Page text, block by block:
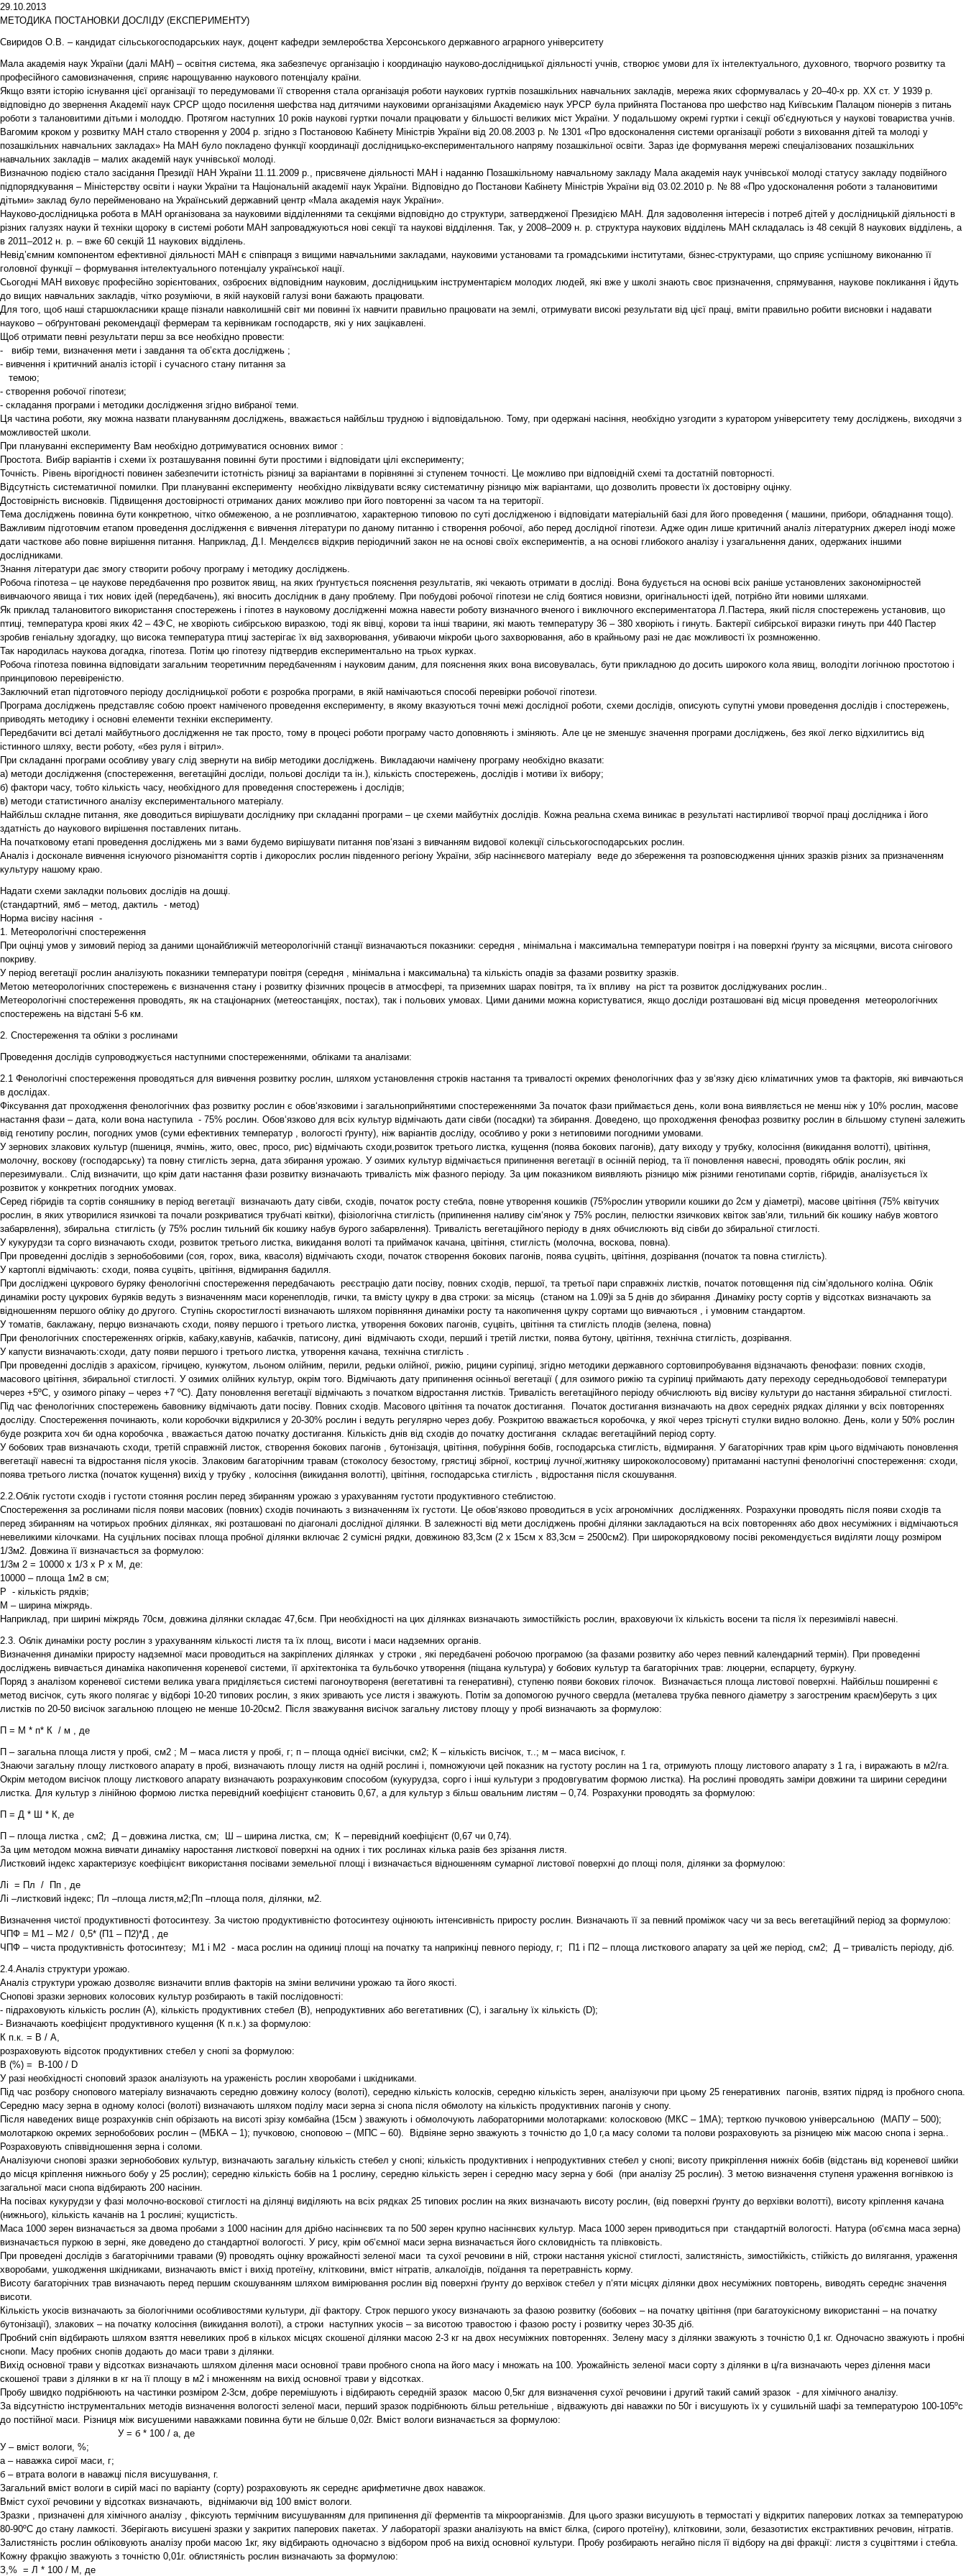
29.10.2013
МЕТОДИКА ПОСТАНОВКИ ДОСЛІДУ (ЕКСПЕРИМЕНТУ)
Свиридов О.В. – кандидат сільськогосподарських наук, доцент кафедри землеробства Херсонського державного аграрного університету
Мала академія наук України (далі МАН) – освітня система, яка забезпечує організацію і координацію науково-дослідницької діяльності учнів, створює умови для їх інтелектуального, духовного, творчого розвитку та
професійного самовизначення, сприяє нарощуванню наукового потенціалу країни.
Якщо взяти історію існування цієї організації то передумовами її створення стала організація роботи наукових гуртків позашкільних навчальних закладів, мережа яких сформувалась у 20–40-х рр. ХХ ст. У 1939 р.
відповідно до звернення Академії наук СРСР щодо посилення шефства над дитячими науковими організаціями Академією наук УРСР була прийнята Постанова про шефство над Київським Палацом піонерів з питань
роботи з талановитими дітьми і молоддю. Протягом наступних 10 років наукові гуртки почали працювати у більшості великих міст України. У подальшому окремі гуртки і секції об’єднуються у наукові товариства учнів.
Вагомим кроком у розвитку МАН стало створення у 2004 р. згідно з Постановою Кабінету Міністрів України від 20.08.2003 р. № 1301 «Про вдосконалення системи організації роботи з виховання дітей та молоді у
позашкільних навчальних закладах» На МАН було покладено функції координації дослідницько-експериментального напряму позашкільної освіти. Зараз іде формування мережі спеціалізованих позашкільних
навчальних закладів – малих академій наук учнівської молоді.
Визначною подією стало засідання Президії НАН України 11.11.2009 р., присвячене діяльності МАН і наданню Позашкільному навчальному закладу Мала академія наук учнівської молоді статусу закладу подвійного
підпорядкування – Міністерству освіти і науки України та Національній академії наук України. Відповідно до Постанови Кабінету Міністрів України від 03.02.2010 р. № 88 «Про удосконалення роботи з талановитими
дітьми» заклад було перейменовано на Український державний центр «Мала академія наук України».
Науково-дослідницька робота в МАН організована за науковими відділеннями та секціями відповідно до структури, затвердженої Президією МАН. Для задоволення інтересів і потреб дітей у дослідницькій діяльності в
різних галузях науки й техніки щороку в системі роботи МАН запроваджуються нові секції та наукові відділення. Так, у 2008–2009 н. р. структура наукових відділень МАН складалась із 48 секцій 8 наукових відділень, а
в 2011–2012 н. р. – вже 60 секцій 11 наукових відділень.
Невід’ємним компонентом ефективної діяльності МАН є співпраця з вищими навчальними закладами, науковими установами та громадськими інститутами, бізнес-структурами, що сприяє успішному виконанню її
головної функції – формування інтелектуального потенціалу української нації.
Сьогодні МАН виховує професійно зорієнтованих, озброєних відповідним науковим, дослідницьким інструментарієм молодих людей, які вже у школі знають своє призначення, спрямування, наукове покликання і йдуть
до вищих навчальних закладів, чітко розуміючи, в якій науковій галузі вони бажають працювати.
Для того, щоб наші старшокласники краще пізнали навколишній світ ми повинні їх навчити правильно працювати на землі, отримувати високі результати від цієї праці, вміти правильно робити висновки і надавати
науково – обґрунтовані рекомендації фермерам та керівникам господарств, які у них зацікавлені.
Щоб отримати певні результати перш за все необхідно провести:
- вибір теми, визначення мети і завдання та об’єкта досліджень ;
- вивчення і критичний аналіз історії і сучасного стану питання за
темою;
- створення робочої гіпотези;
- складання програми і методики дослідження згідно вибраної теми.
Ця частина роботи, яку можна назвати плануванням досліджень, вважається найбільш трудною і відповідальною. Тому, при одержані насіння, необхідно узгодити з куратором університету тему досліджень, виходячи з
можливостей школи.
При плануванні експерименту Вам необхідно дотримуватися основних вимог :
Простота. Вибір варіантів і схеми їх розташування повинні бути простими і відповідати цілі експерименту;
Точність. Рівень вірогідності повинен забезпечити істотність різниці за варіантами в порівнянні зі ступенем точності. Це можливо при відповідній схемі та достатній повторності.
Відсутність систематичної помилки. При плануванні експерименту необхідно ліквідувати всяку систематичну різницю між варіантами, що дозволить провести їх достовірну оцінку.
Достовірність висновків. Підвищення достовірності отриманих даних можливо при його повторенні за часом та на території.
Тема досліджень повинна бути конкретною, чітко обмеженою, а не розпливчатою, характерною типовою по суті дослідженою і відповідати матеріальній базі для його проведення ( машини, прибори, обладнання тощо).
Важливим підготовчим етапом проведення дослідження є вивчення літератури по даному питанню і створення робочої, або перед дослідної гіпотези. Адже один лише критичний аналіз літературних джерел іноді може
дати часткове або повне вирішення питання. Наприклад, Д.І. Менделєєв відкрив періодичний закон не на основі своїх експериментів, а на основі глибокого аналізу і узагальнення даних, одержаних іншими
дослідниками.
Знання літератури дає змогу створити робочу програму і методику досліджень.
Робоча гіпотеза – це наукове передбачення про розвиток явищ, на яких ґрунтується пояснення результатів, які чекають отримати в досліді. Вона будується на основі всіх раніше установлених закономірностей
вивчаючого явища і тих нових ідей (передбачень), які вносить дослідник в дану проблему. При побудові робочої гіпотези не слід боятися новизни, оригінальності ідей, потрібно йти новими шляхами.
Як приклад талановитого використання спостережень і гіпотез в науковому дослідженні можна навести роботу визначного вченого і виключного експериментатора Л.Пастера, який після спостережень установив, що
птиці, температура крові яких 42 – 43ͦ С, не хворіють сибірською виразкою, тоді як вівці, корови та інші тварини, які мають температуру 36 – 380 хворіють і гинуть. Бактерії сибірської виразки гинуть при 440 Пастер
зробив геніальну здогадку, що висока температура птиці застерігає їх від захворювання, убиваючи мікроби цього захворювання, або в крайньому разі не дає можливості їх розмноженню.
Так народилась наукова догадка, гіпотеза. Потім цю гіпотезу підтвердив експериментально на трьох курках.
Робоча гіпотеза повинна відповідати загальним теоретичним передбаченням і науковим даним, для пояснення яких вона висовувалась, бути прикладною до досить широкого кола явищ, володіти логічною простотою і
принциповою перевіреністю.
Заключний етап підготовчого періоду дослідницької роботи є розробка програми, в якій намічаються способі перевірки робочої гіпотези.
Програма досліджень представляє собою проект наміченого проведення експерименту, в якому вказуються точні межі дослідної роботи, схеми дослідів, описують супутні умови проведення дослідів і спостережень,
приводять методику і основні елементи техніки експерименту.
Передбачити всі деталі майбутнього дослідження не так просто, тому в процесі роботи програму часто доповняють і зміняють. Але це не зменшує значення програми досліджень, без якої легко відхилитись від
істинного шляху, вести роботу, «без руля і вітрил».
При складанні програми особливу увагу слід звернути на вибір методики досліджень. Викладаючи намічену програму необхідно вказати:
а) методи дослідження (спостереження, вегетаційні досліди, польові досліди та ін.), кількість спостережень, дослідів і мотиви їх вибору;
б) фактори часу, тобто кількість часу, необхідного для проведення спостережень і дослідів;
в) методи статистичного аналізу експериментального матеріалу.
Найбільш складне питання, яке доводиться вирішувати досліднику при складанні програми – це схеми майбутніх дослідів. Кожна реальна схема виникає в результаті настирливої творчої праці дослідника і його
здатність до наукового вирішення поставлених питань.
На початковому етапі проведення досліджень ми з вами будемо вирішувати питання пов‘язані з вивчанням видової колекції сільськогосподарських рослин.
Аналіз і досконале вивчення існуючого різноманіття сортів і дикорослих рослин південного регіону України, збір насіннєвого матеріалу веде до збереження та розповсюдження цінних зразків різних за призначенням
культуру нашому краю.
Надати схеми закладки польових дослідів на дошці.
(стандартний, ямб – метод, дактиль - метод)
Норма висіву насіння -
1. Метеорологічні спостереження
При оцінці умов у зимовий період за даними щонайближчій метеорологічній станції визначаються показники: середня , мінімальна і максимальна температури повітря і на поверхні ґрунту за місяцями, висота снігового
покриву.
У період вегетації рослин аналізують показники температури повітря (середня , мінімальна і максимальна) та кількість опадів за фазами розвитку зразків.
Метою метеорологічних спостережень є визначення стану і розвитку фізичних процесів в атмосфері, та приземних шарах повітря, та їх впливу на ріст та розвиток досліджуваних рослин..
Метеорологічні спостереження проводять, як на стаціонарних (метеостанціях, постах), так і польових умовах. Цими даними можна користуватися, якщо досліди розташовані від місця проведення метеорологічних
спостережень на відстані 5-6 км.
2. Спостереження та обліки з рослинами
Проведення дослідів супроводжується наступними спостереженнями, обліками та аналізами:
2.1 Фенологічні спостереження проводяться для вивчення розвитку рослин, шляхом установлення строків настання та тривалості окремих фенологічних фаз у зв‘язку дією кліматичних умов та факторів, які вивчаються
в дослідах.
Фіксування дат проходження фенологічних фаз розвитку рослин є обов‘язковими і загальноприйнятими спостереженнями За початок фази приймається день, коли вона виявляється не менш ніж у 10% рослин, масове
настання фази – дата, коли вона наступила - 75% рослин. Обов‘язково для всіх культур відмічають дати сівби (посадки) та збирання. Доведено, що проходження фенофаз розвитку рослин в більшому ступені залежить
від генотипу рослин, погодних умов (суми ефективних температур , вологості ґрунту), ніж варіантів досліду, особливо у роки з нетиповими погодними умовами.
У зернових злакових культур (пшениця, ячмінь, жито, овес, просо, рис) відмічають сходи,розвиток третього листка, кущення (поява бокових пагонів), дату виходу у трубку, колосіння (викидання волотті), цвітіння,
молочну, воскову (господарську) та повну стиглість зерна, дата збирання урожаю. У озимих культур відмічається припинення вегетації в осінній період, та її поновлення навесні, проводять облік рослин, які
перезимували.. Слід визначити, що крім дати настання фази розвитку визначають тривалість між фазного періоду. За цим показником виявляють різницю між різними генотипами сортів, гібридів, аналізується їх
розвиток у конкретних погодних умовах.
Серед гібридів та сортів соняшнику в період вегетації визначають дату сівби, сходів, початок росту стебла, повне утворення кошиків (75%рослин утворили кошики до 2см у діаметрі), масове цвітіння (75% квітучих
рослин, в яких утворилися язичкові та почали розкриватися трубчаті квітки), фізіологічна стиглість (припинення наливу сім‘янок у 75% рослин, пелюстки язичкових квіток зав‘яли, тильний бік кошику набув жовтого
забарвлення), збиральна стиглість (у 75% рослин тильний бік кошику набув бурого забарвлення). Тривалість вегетаційного періоду в днях обчислюють від сівби до збиральної стиглості.
У кукурудзи та сорго визначають сходи, розвиток третього листка, викидання волоті та приймачок качана, цвітіння, стиглість (молочна, воскова, повна).
При проведенні дослідів з зернобобовими (соя, горох, вика, квасоля) відмічають сходи, початок створення бокових пагонів, поява суцвіть, цвітіння, дозрівання (початок та повна стиглість).
У картоплі відмічають: сходи, поява суцвіть, цвітіння, відмирання бадилля.
При досліджені цукрового буряку фенологічні спостереження передбачають реєстрацію дати посіву, повних сходів, першої, та третьої пари справжніх листків, початок потовщення під сім’ядольного коліна. Облік
динаміки росту цукрових буряків ведуть з визначенням маси коренеплодів, гички, та вмісту цукру в два строки: за місяць (станом на 1.09)і за 5 днів до збирання .Динаміку росту сортів у відсотках визначають за
відношенням першого обліку до другого. Ступінь скоростиглості визначають шляхом порівняння динаміки росту та накопичення цукру сортами що вивчаються , і умовним стандартом.
У томатів, баклажану, перцю визначають сходи, появу першого і третього листка, утворення бокових пагонів, суцвіть, цвітіння та стиглість плодів (зелена, повна)
При фенологічних спостереженнях огірків, кабаку,кавунів, кабачків, патисону, дині відмічають сходи, перший і третій листки, поява бутону, цвітіння, технічна стиглість, дозрівання.
У капусти визначають:сходи, дату появи першого і третього листка, утворення качана, технічна стиглість .
При проведенні дослідів з арахісом, гірчицею, кунжутом, льоном олійним, перили, редьки олійної, рижію, рицини суріпиці, згідно методики державного сортовипробування відзначають фенофази: повних сходів,
масового цвітіння, збиральної стиглості. У озимих олійних культур, окрім того. Відмічають дату припинення осінньої вегетації ( для озимого рижію та суріпиці приймають дату переходу середньодобової температури
через +5ºС, у озимого ріпаку – через +7 ºС). Дату поновлення вегетації відмічають з початком відростання листків. Тривалість вегетаційного періоду обчислюють від висіву культури до настання збиральної стиглості.
Під час фенологічних спостережень бавовнику відмічають дати посіву. Повних сходів. Масового цвітіння та початок достигання. Початок достигання визначають на двох середніх рядках ділянки у всіх повтореннях
досліду. Спостереження починають, коли коробочки відкрилися у 20-30% рослин і ведуть регулярно через добу. Розкритою вважається коробочка, у якої через тріснуті стулки видно волокно. День, коли у 50% рослин
буде розкрита хоч би одна коробочка , вважається датою початку достигання. Кількість днів від сходів до початку достигання складає вегетаційний період сорту.
У бобових трав визначають сходи, третій справжній листок, створення бокових пагонів , бутонізація, цвітіння, побуріння бобів, господарська стиглість, відмирання. У багаторічних трав крім цього відмічають поновлення
вегетації навесні та відростання після укосів. Злаковим багаторічним травам (стоколосу безостому, грястиці збірної, костриці лучної,житняку ширококолосовому) притаманні наступні фенологічні спостереження: сходи,
поява третього листка (початок кущення) вихід у трубку , колосіння (викидання волотті), цвітіння, господарська стиглість , відростання після скошування.
2.2.Облік густоти сходів і густоти стояння рослин перед збиранням урожаю з урахуванням густоти продуктивного стеблистою.
Спостереження за рослинами після появи масових (повних) сходів починають з визначенням їх густоти. Це обов‘язково проводиться в усіх агрономічних дослідженнях. Розрахунки проводять після появи сходів та
перед збиранням на чотирьох пробних ділянках, які розташовані по діагоналі дослідної ділянки. В залежності від мети досліджень пробні ділянки закладаються на всіх повтореннях або двох несуміжних і відмічаються
невеликими кілочками. На суцільних посівах площа пробної ділянки включає 2 сумісні рядки, довжиною 83,3см (2 х 15см х 83,3см = 2500см2). При широкорядковому посіві рекомендується виділяти лощу розміром
1/3м2. Довжина її визначається за формулою:
1/3м 2 = 10000 х 1/3 х Р х М, де:
10000 – площа 1м2 в см;
Р - кількість рядків;
М – ширина міжрядь.
Наприклад, при ширині міжрядь 70см, довжина ділянки складає 47,6см. При необхідності на цих ділянках визначають зимостійкість рослин, враховуючи їх кількість восени та після їх перезимівлі навесні.
2.3. Облік динаміки росту рослин з урахуванням кількості листя та їх площ, висоти і маси надземних органів.
Визначення динаміки приросту надземної маси проводиться на закріплених ділянках у строки , які передбачені робочою програмою (за фазами розвитку або через певний календарний термін). При проведенні
досліджень вивчається динаміка накопичення кореневої системи, її архітектоніка та бульбочко утворення (піщана культура) у бобових культур та багаторічних трав: люцерни, еспарцету, буркуну.
Поряд з аналізом кореневої системи велика увага приділяється системі пагоноутвореня (вегетативні та генеративні), ступеню появи бокових гілочок. Визначається площа листової поверхні. Найбільш поширенні є
метод висічок, суть якого полягає у відборі 10-20 типових рослин, з яких зривають усе листя і зважують. Потім за допомогою ручного свердла (металева трубка певного діаметру з загостреним краєм)беруть з цих
листків по 20-50 висічок загальною площею не менше 10-20см2. Після зважування висічок загальну листову площу у пробі визначають за формулою:
П = М * п* К / м , де
П – загальна площа листя у пробі, см2 ; М – маса листя у пробі, г; п – площа однієї висічки, см2; К – кількість висічок, т..; м – маса висічок, г.
Знаючи загальну площу листкового апарату в пробі, визначають площу листя на одній рослині і, помножуючи цей показник на густоту рослин на 1 га, отримують площу листового апарату з 1 га, і виражають в м2/га.
Окрім методом висічок площу листкового апарату визначають розрахунковим способом (кукурудза, сорго і інші культури з продовгуватим формою листка). На рослині проводять заміри довжини та ширини середини
листка. Для культур з лінійною формою листка перевідний коефіцієнт становить 0,67, а для культур з більш овальним листям – 0,74. Розрахунки проводять за формулою:
П = Д * Ш * К, де
П – площа листка , см2; Д – довжина листка, см; Ш – ширина листка, см; К – перевідний коефіцієнт (0,67 чи 0,74).
За цим методом можна вивчати динаміку наростання листкової поверхні на одних і тих рослинах кілька разів без зрізання листя.
Листковий індекс характеризує коефіцієнт використання посівами земельної площі і визначається відношенням сумарної листової поверхні до площі поля, ділянки за формулою:
Лі = Пл / Пп , де
Лі –листковий індекс; Пл –площа листя,м2;Пп –площа поля, ділянки, м2.
Визначення чистої продуктивності фотосинтезу. За чистою продуктивністю фотосинтезу оцінюють інтенсивність приросту рослин. Визначають її за певний проміжок часу чи за весь вегетаційний період за формулою:
ЧПФ = М1 – М2 / 0,5* (П1 – П2)*Д , де
ЧПФ – чиста продуктивність фотосинтезу; М1 і М2 - маса рослин на одиниці площі на початку та наприкінці певного періоду, г; П1 і П2 – площа листкового апарату за цей же період, см2; Д – тривалість періоду, діб.
2.4.Аналіз структури урожаю.
Аналіз структури урожаю дозволяє визначити вплив факторів на зміни величини урожаю та його якості.
Снопові зразки зернових колосових культур розбирають в такій послідовності:
- підраховують кількість рослин (А), кількість продуктивних стебел (В), непродуктивних або вегетативних (С), і загальну їх кількість (D);
- Визначають коефіцієнт продуктивного кущення (К п.к.) за формулою:
К п.к. = В / А,
розраховують відсоток продуктивних стебел у снопі за формулою:
В (%) = В-100 / D
У разі необхідності сноповий зразок аналізують на ураженість рослин хворобами і шкідниками.
Під час розбору снопового матеріалу визначають середню довжину колосу (волоті), середню кількість колосків, середню кількість зерен, аналізуючи при цьому 25 генеративних пагонів, взятих підряд із пробного снопа.
Середню масу зерна в одному колосі (волоті) визначають шляхом поділу маси зерна зі снопа після обмолоту на кількість продуктивних пагонів у снопу.
Після наведених вище розрахунків сніп обрізають на висоті зрізу комбайна (15см ) зважують і обмолочують лабораторними молотарками: колосковою (МКС – 1МА); терткою пучковою універсальною (МАПУ – 500);
молотаркою окремих зернобобових рослин – (МБКА – 1); пучковою, сноповою – (МПС – 60). Відвіяне зерно зважують з точністю до 1,0 г,а масу соломи та полови розраховують за різницею між масою снопа і зерна..
Розраховують співвідношення зерна і соломи.
Аналізуючи снопові зразки зернобобових культур, визначають загальну кількість стебел у снопі; кількість продуктивних і непродуктивних стебел у снопі; висоту прикріплення нижніх бобів (відстань від кореневої шийки
до місця кріплення нижнього бобу у 25 рослин); середню кількість бобів на 1 рослину, середню кількість зерен і середню масу зерна у бобі (при аналізу 25 рослин). З метою визначення ступеня ураження вогнівкою із
загальної маси снопа відбирають 200 насінин.
На посівах кукурудзи у фазі молочно-воскової стиглості на ділянці виділяють на всіх рядках 25 типових рослин на яких визначають висоту рослин, (від поверхні ґрунту до верхівки волотті), висоту кріплення качана
(нижнього), кількість качанів на 1 рослині; кущистість.
Маса 1000 зерен визначається за двома пробами з 1000 насінин для дрібно насіннєвих та по 500 зерен крупно насіннєвих культур. Маса 1000 зерен приводиться при стандартній вологості. Натура (об‘ємна маса зерна)
визначається пуркою в зерні, яке доведено до стандартної вологості. У рису, крім об‘ємної маси зерна визначається його скловидність та плівковість.
При проведені дослідів з багаторічними травами (9) проводять оцінку врожайності зеленої маси та сухої речовини в ній, строки настання укісної стиглості, залистяність, зимостійкість, стійкість до вилягання, ураження
хворобами, ушкодження шкідниками, визначають вміст і вихід протеїну, клітковини, вміст нітратів, алкалоїдів, поїдання та перетравність корму.
Висоту багаторічних трав визначають перед першим скошуванням шляхом вимірювання рослин від поверхні ґрунту до верхівок стебел у п‘яти місцях ділянки двох несуміжних повторень, виводять середнє значення
висоти.
Кількість укосів визначають за біологічними особливостями культури, дії фактору. Строк першого укосу визначають за фазою розвитку (бобових – на початку цвітіння (при багатоукісному використанні – на початку
бутонізації), злакових – на початку колосіння (викидання волоті), а строки наступних укосів – за висотою травостою і фазою росту і розвитку через 30-35 діб.
Пробний сніп відбирають шляхом взяття невеликих проб в кількох місцях скошеної ділянки масою 2-3 кг на двох несуміжних повтореннях. Зелену масу з ділянки зважують з точністю 0,1 кг. Одночасно зважують і пробні
снопи. Масу пробних снопів додають до маси трави з ділянки.
Вихід основної трави у відсотках визначають шляхом ділення маси основної трави пробного снопа на його масу і множать на 100. Урожайність зеленої маси сорту з ділянки в ц/га визначають через ділення маси
скошеної трави з ділянки в кг на її площу в м2 і множенням на вихід основної трави у відсотках.
Пробу швидко подрібнюють на частинки розміром 2-3см, добре перемішують і відбирають середній зразок масою 0,5кг для визначення сухої речовини і другий такий самий зразок - для хімічного аналізу.
За відсутністю інструментальних методів визначення вологості зеленої маси, перший зразок подрібнюють більш ретельніше , відважують дві наважки по 50г і висушують їх у сушильній шафі за температурою 100-105ºс
до постійної маси. Різниця між висушеними наважками повинна бути не більше 0,02г. Вміст вологи визначається за формулою:
У = б * 100 / а, де
У – вміст вологи, %;
а – наважка сирої маси, г;
б – втрата вологи в наважці після висушування, г.
Загальний вміст вологи в сирій масі по варіанту (сорту) розраховують як середнє арифметичне двох наважок.
Вміст сухої речовини у відсотках визначають, віднімаючи від 100 вміст вологи.
Зразки , призначені для хімічного аналізу , фіксують термічним висушуванням для припинення дії ферментів та мікроорганізмів. Для цього зразки висушують в термостаті у відкритих паперових лотках за температурою
80-90ºС до стану ламкості. Зберігають висушені зразки у закритих паперових пакетах. У лабораторії зразки аналізують на вміст білка, (сирого протеїну), клітковини, золи, безазотистих екстрактивних речовин, нітратів.
Залистяність рослин обліковують аналізу проби масою 1кг, яку відбирають одночасно з відбором проб на вихід основної культури. Пробу розбирають негайно після її відбору на дві фракції: листя з суцвіттями і стебла.
Кожну фракцію зважують з точністю 0,01г. облистяність рослин визначають за формулою:
З,% = Л * 100 / М, де